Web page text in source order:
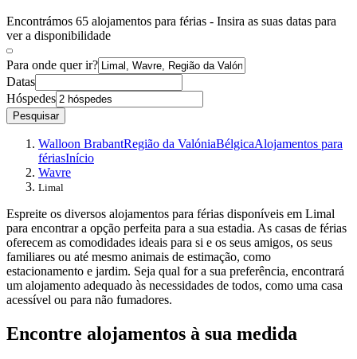
Encontrámos 65 alojamentos para férias - Insira as suas datas para
ver a disponibilidade
Para onde quer ir?
Datas
Hóspedes
Pesquisar
Walloon BrabantRegião da ValóniaBélgicaAlojamentos para
fériasInício
Wavre
Limal
Espreite os diversos alojamentos para férias disponíveis em Limal
para encontrar a opção perfeita para a sua estadia. As casas de férias
oferecem as comodidades ideais para si e os seus amigos, os seus
familiares ou até mesmo animais de estimação, como
estacionamento e jardim. Seja qual for a sua preferência, encontrará
um alojamento adequado às necessidades de todos, como uma casa
acessível ou para não fumadores.
Encontre alojamentos à sua medida